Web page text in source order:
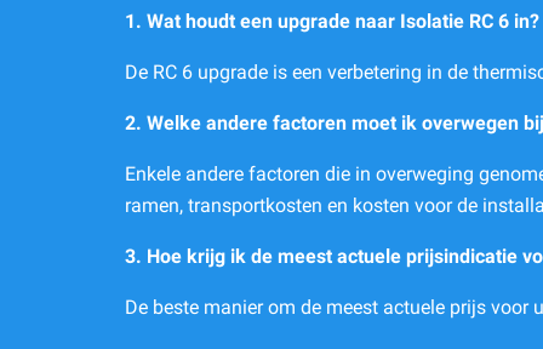
1. Wat houdt een upgrade naar Isolatie RC 6 in?
De RC 6 upgrade is een verbetering in de
2. Welke andere factoren moet ik overwegen
Enkele andere factoren die in overweging
ramen, transportkosten en kosten voor de
3. Hoe krijg ik de meest actuele prijsindicatie
De beste manier om de meest actuele prijs